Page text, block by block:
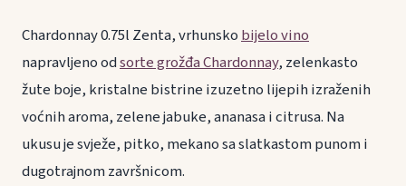
Chardonnay 0.75l Zenta, vrhunskobijelo vino
napravljeno odsorte grožđa Chardonnay, zelenkasto
žute boje, kristalne bistrine izuzetno lijepih izraženih
voćnih aroma, zelene jabuke, ananasa i citrusa. Na
ukusu je svježe, pitko, mekano sa slatkastom punom i
dugotrajnom završnicom.